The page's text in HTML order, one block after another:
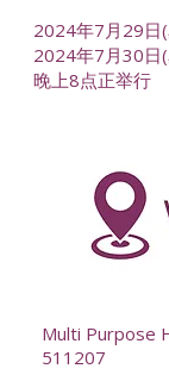
2024年7月29日
2024年7月30日
晚上8点正举行
Multi Purpose
511207